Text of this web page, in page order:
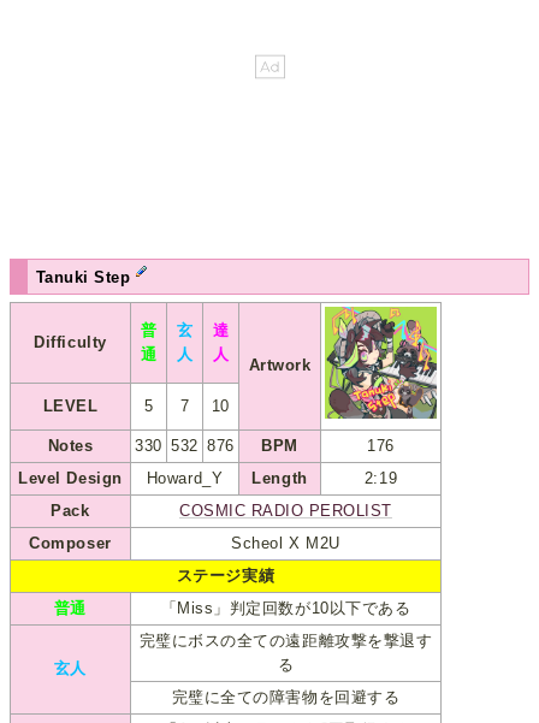
Tanuki Step
Difficulty
普
通
玄
人
達
人
Artwork
LEVEL 5 7 10
Notes 330 532 876 BPM
176
Level Design
Howard_Y Length
2:19
Pack
COSMIC RADIO PEROLIST
Composer
Scheol X M2U
ステージ実績
普通
「Miss」判定回数が10以下である
玄人
完璧にボスの全ての遠距離攻撃を撃退す
る
完璧に全ての障害物を回避する